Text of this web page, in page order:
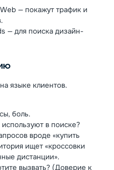
— покажут трафик и
— для поиска дизайн-
языке клиентов.
боль.
в поиске?
вроде «купить
ищет «кроссовки
дистанции».
вызвать? (Доверие к